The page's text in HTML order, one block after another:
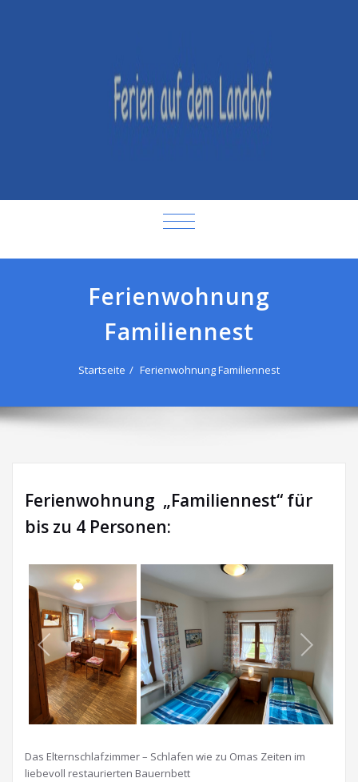
SCHALTE NAVIGATION
Ferienwohnung
Familiennest
Startseite Ferienwohnung Familiennest
Ferienwohnung „Familiennest“ für
bis zu 4 Personen:
Das Elternschlafzimmer – Schlafen wie zu Omas Zeiten im
liebevoll restaurierten Bauernbett